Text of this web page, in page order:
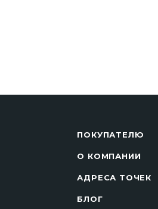
ПОКУПАТЕЛЮ
О КОМПАНИИ
АДРЕСА ТОЧЕК
БЛОГ